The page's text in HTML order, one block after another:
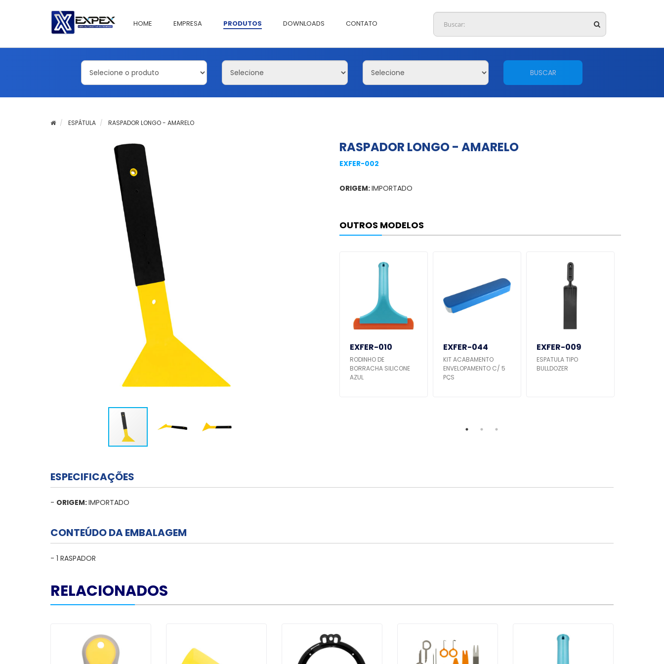
HOME EMPRESA PRODUTOS DOWNLOADS CONTATO
BUSCAR
ESPÁTULA RASPADOR LONGO - AMARELO
RASPADOR LONGO - AMARELO
EXFER-002
ORIGEM:IMPORTADO
OUTROS MODELOS
BORRACHA DE 25 CM
EXFER-049
ESTILETE DE METAL
EXFER-010
RODINHO DE
BORRACHA SILICONE
AZUL
EXFER-044
KIT ACABAMENTO
ENVELOPAMENTO C/ 5
PÇS
EXFER-009
ESPATULA TIPO
BULLDOZER
ESPECIFICAÇÕES
- ORIGEM:IMPORTADO
CONTEÚDO DA EMBALAGEM
- 1 RASPADOR
RELACIONADOS